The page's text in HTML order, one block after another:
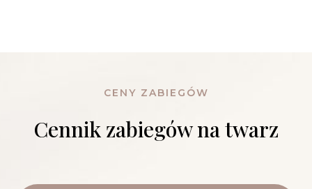
CENY ZABIEGÓW
Cennik zabiegów na twarz